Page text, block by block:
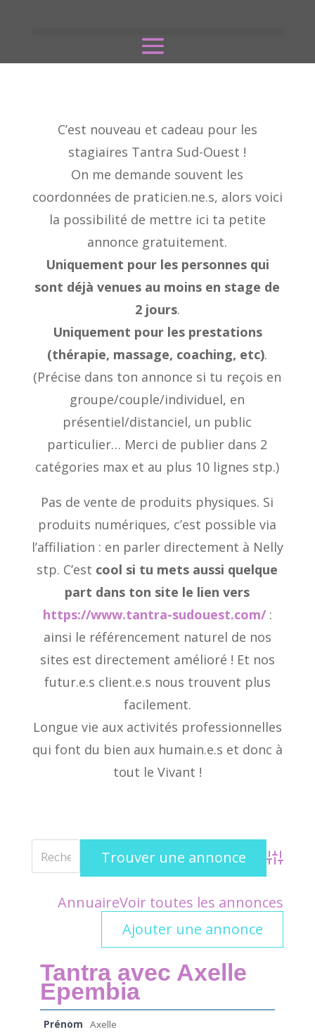
C’est nouveau et cadeau pour les
stagiaires Tantra Sud-Ouest !
On me demande souvent les
coordonnées de praticien.ne.s, alors voici
la possibilité de mettre ici ta petite
annonce gratuitement.
Uniquement pour les personnes qui
sont déjà venues au moins en stage de
2 jours.
Uniquement pour les prestations
(thérapie, massage, coaching, etc).
(Précise dans ton annonce si tu reçois en
groupe/couple/individuel, en
présentiel/distanciel, un public
particulier… Merci de publier dans 2
catégories max et au plus 10 lignes stp.)
Pas de vente de produits physiques. Si
produits numériques, c’est possible via
l’affiliation : en parler directement à Nelly
stp. C’est cool si tu mets aussi quelque
part dans ton site le lien vers
https://www.tantra-sudouest.com/:
ainsi le référencement naturel de nos
sites est directement amélioré ! Et nos
futur.e.s client.e.s nous trouvent plus
facilement.
Longue vie aux activités professionnelles
qui font du bien aux humain.e.s et donc à
tout le Vivant !
AnnuaireVoir toutes les annonces
Ajouter une annonce
Tantra avec Axelle
Epembia
Prénom Axelle